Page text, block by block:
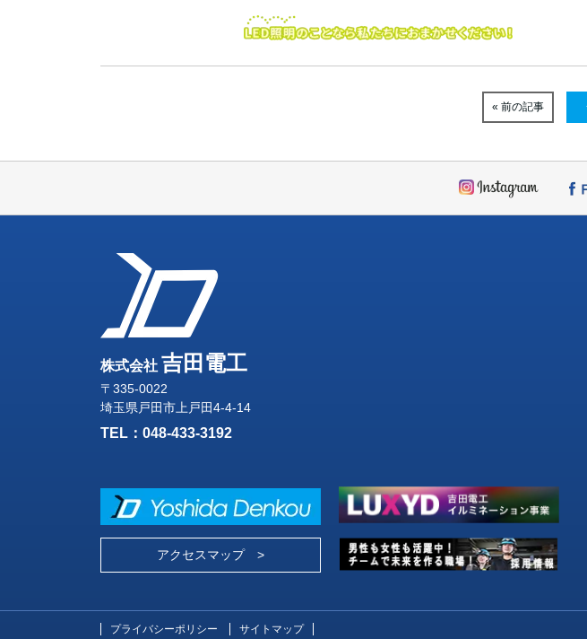
« 前の記事
株式会社 吉田電工
〒335-0022
埼玉県戸田市上戸田4-4-14
TEL： 048-433-3192
アクセスマップ >
プライバシーポリシー サイトマップ